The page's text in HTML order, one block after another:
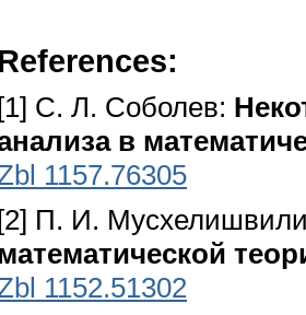
References:
С. Л. Соболев:
в
1157.76305
П. И.
1152.51302